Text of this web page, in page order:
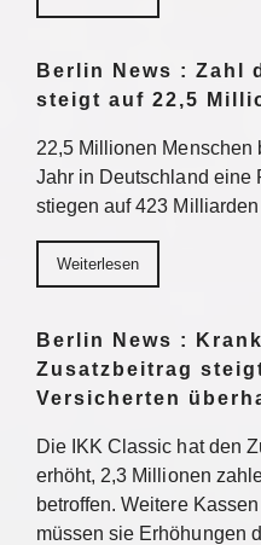
Berlin News : Zahl
steigt auf 22,5
22,5 Millionen Menschen
Jahr in Deutschland eine
stiegen auf 423
Weiterlesen
Berlin News :
Zusatzbeitrag
Versicherten
Die IKK Classic hat den
erhöht, 2,3 Millionen
betroffen. Weitere
müssen sie Erhöhungen